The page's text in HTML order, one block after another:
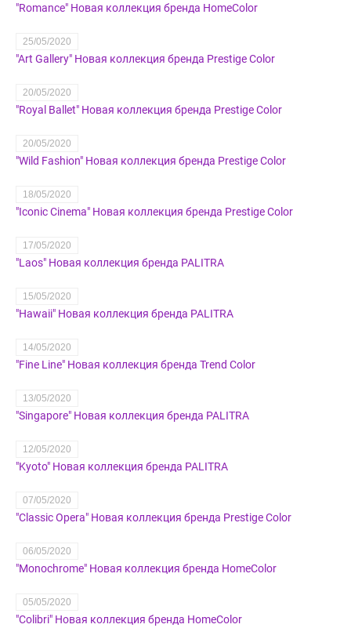
"Romance" Новая коллекция бренда HomeColor
25/05/2020
"Art Gallery" Новая коллекция бренда Prestige Color
20/05/2020
"Royal Ballet" Новая коллекция бренда Prestige Color
20/05/2020
"Wild Fashion" Новая коллекция бренда Prestige Color
18/05/2020
"Iconic Cinema" Новая коллекция бренда Prestige Color
17/05/2020
"Laos" Новая коллекция бренда PALITRA
15/05/2020
"Hawaii" Новая коллекция бренда PALITRA
14/05/2020
"Fine Line" Новая коллекция бренда Trend Color
13/05/2020
"Singapore" Новая коллекция бренда PALITRA
12/05/2020
"Kyoto" Новая коллекция бренда PALITRA
07/05/2020
"Classic Opera" Новая коллекция бренда Prestige Color
06/05/2020
"Monochrome" Новая коллекция бренда HomeColor
05/05/2020
"Colibri" Новая коллекция бренда HomeColor